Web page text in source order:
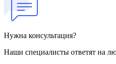
Нужна консультация?
Наши специалисты ответят на